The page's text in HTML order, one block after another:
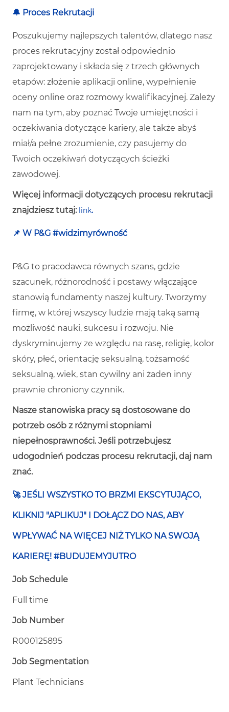
🔔 Proces Rekrutacji
Poszukujemy najlepszych talentów, dlatego nasz
proces rekrutacyjny został odpowiednio
zaprojektowany i składa się z trzech głównych
etapów: złożenie aplikacji online, wypełnienie
oceny online oraz rozmowy kwalifikacyjnej. Zależy
nam na tym, aby poznać Twoje umiejętności i
oczekiwania dotyczące kariery, ale także abyś
miał/a pełne zrozumienie, czy pasujemy do
Twoich oczekiwań dotyczących ścieżki
zawodowej.
Więcej informacji dotyczących procesu rekrutacji
znajdziesz tutaj: link.
📌 W P&G #widzimyrówność
P&G to pracodawca równych szans, gdzie
szacunek, różnorodność i postawy włączające
stanowią fundamenty naszej kultury. Tworzymy
firmę, w której wszyscy ludzie mają taką samą
możliwość nauki, sukcesu i rozwoju. Nie
dyskryminujemy ze względu na rasę, religię, kolor
skóry, płeć, orientację seksualną, tożsamość
seksualną, wiek, stan cywilny ani żaden inny
prawnie chroniony czynnik.
Nasze stanowiska pracy są dostosowane do
potrzeb osób z różnymi stopniami
niepełnosprawności. Jeśli potrzebujesz
udogodnień podczas procesu rekrutacji, daj nam
znać.
🚀 JEŚLI WSZYSTKO TO BRZMI EKSCYTUJĄCO,
KLIKNIJ "APLIKUJ" I DOŁĄCZ DO NAS, ABY
WPŁYWAĆ NA WIĘCEJ NIŻ TYLKO NA SWOJĄ
KARIERĘ! #BUDUJEMYJUTRO
Job Schedule
Full time
Job Number
R000125895
Job Segmentation
Plant Technicians